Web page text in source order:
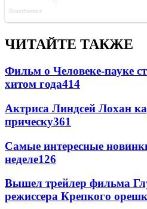
ЧИТАЙТЕ ТАКЖЕ
Фильм о Человеке-пауке
хитом года414
Актриса Линдсей Лохан
прическу361
Самые интересные
неделе126
Вышел трейлер фильма
режиссера Крепкого